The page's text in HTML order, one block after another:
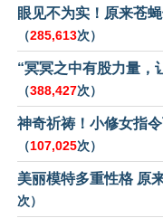
眼见不为实！原来苍
（285,613次）
“冥冥之中有股力量，
（388,427次）
神奇祈祷！小修女指
（107,025次）
美丽模特多重性格 原
次）